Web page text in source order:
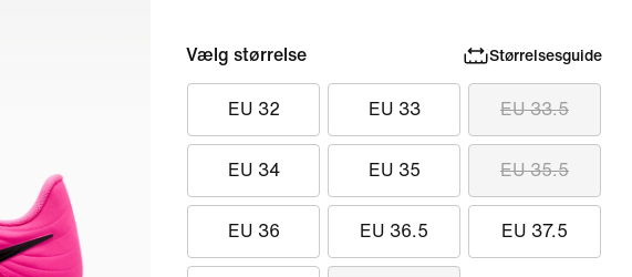
Vælg størrelse Størrelsesguide
EU 32 EU 33 EU 33.5
EU 34 EU 35 EU 35.5
EU 36 EU 36.5 EU 37.5